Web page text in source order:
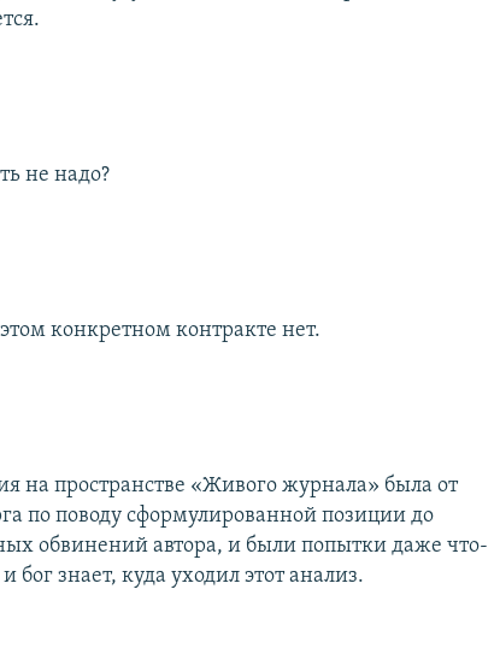
не надо?
конкретном контракте нет.
на пространстве «Живого журнала» была от
по поводу сформулированной позиции до
обвинений автора, и были попытки даже что-
бог знает, куда уходил этот анализ.